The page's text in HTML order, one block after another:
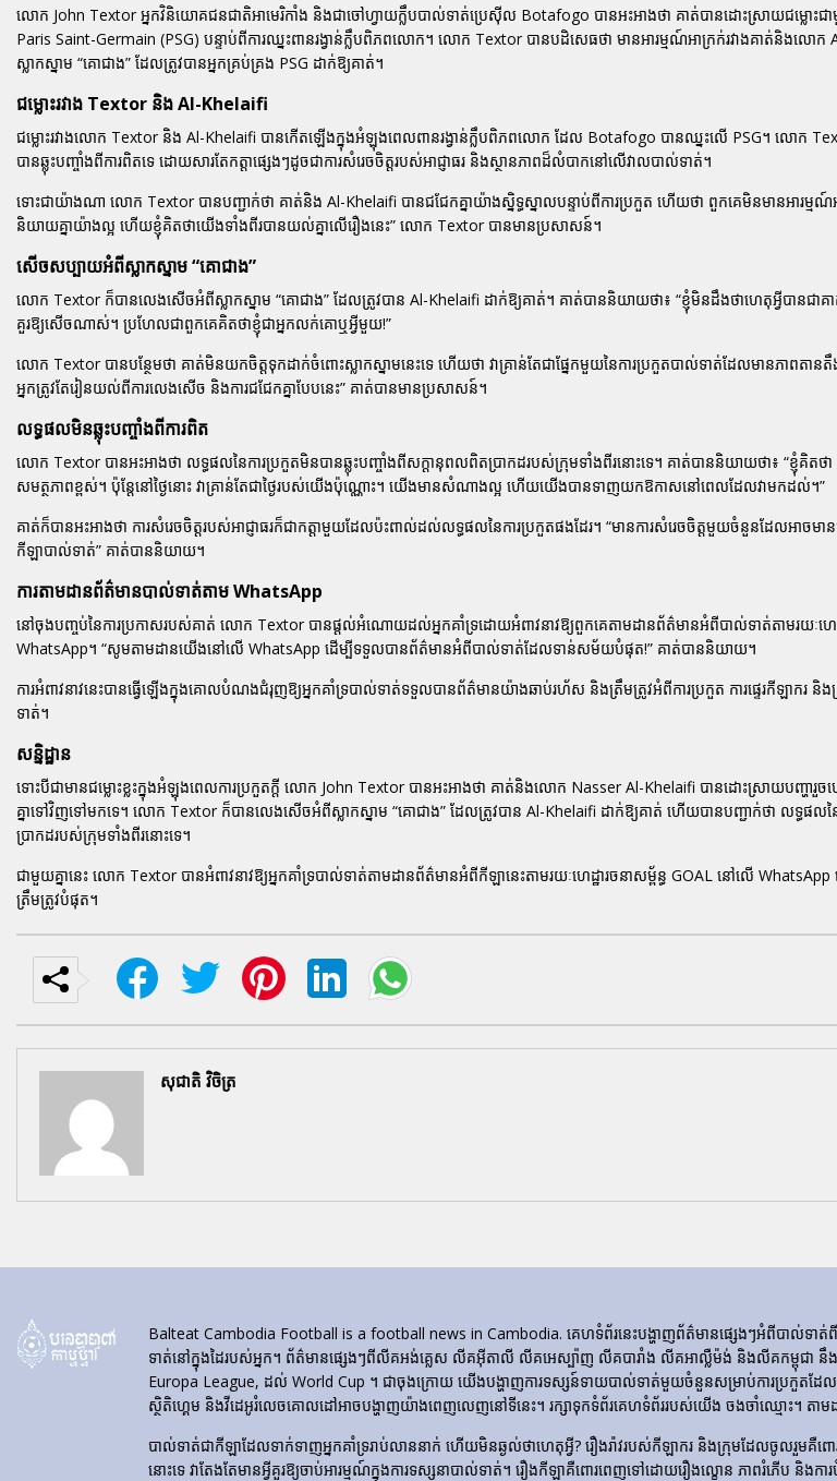
លោក John Textor អ្នកវិនិយោគជនជាតិអាមេរិកាំង និងជាចៅហ្វាយក្លឹបបាល់ទាត់ប្រេស៊ីល Botafogo បានអះអាងថា គាត់បានដោះស្រាយជម្លោះ
Paris Saint-Germain (PSG) បន្ទាប់ពីការឈ្នះពានរង្វាន់ក្លឹបពិភពលោក។ លោក Textor បានបដិសេធថា មានអារម្មណ៍អាក្រក់រវាងគាត់និងល
ស្លាកស្នាម “គោជាង” ដែលត្រូវបានអ្នកគ្រប់គ្រង PSG ដាក់ឱ្យគាត់។
ជម្លោះរវាង Textor និង Al-Khelaifi
ជម្លោះរវាងលោក Textor និង Al-Khelaifi បានកើតឡើងក្នុងអំឡុងពេលពានរង្វាន់ក្លឹបពិភពលោក ដែល Botafogo បានឈ្នះលើ PSG។ លោក
បានឆ្លុះបញ្ចាំងពីការពិតទេ ដោយសារតែកត្តាផ្សេងៗដូចជាការសំរេចចិត្តរបស់អាជ្ញាធរ និងស្ថានភាពដ៏លំបាកនៅលើវាលបាល់ទាត់។
ទោះជាយ៉ាងណា លោក Textor បានបញ្ជាក់ថា គាត់និង Al-Khelaifi បានជជែកគ្នាយ៉ាងស្និទ្ធស្នាលបន្ទាប់ពីការប្រកួត ហើយថា ពួកគេមិនមានអារម្មណ៍
និយាយគ្នាយ៉ាងល្អ ហើយខ្ញុំគិតថាយើងទាំងពីរបានយល់គ្នាលើរឿងនេះ” លោក Textor បានមានប្រសាសន៍។
សើចសប្បាយអំពីស្លាកស្នាម “គោជាង”
លោក Textor ក៏បានលេងសើចអំពីស្លាកស្នាម “គោជាង” ដែលត្រូវបាន Al-Khelaifi ដាក់ឱ្យគាត់។ គាត់បាននិយាយថា៖ “ខ្ញុំមិនដឹងថាហេតុអ្វីបានជាគាត់
គួរឱ្យសើចណាស់។ ប្រហែលជាពួកគេគិតថាខ្ញុំជាអ្នកលក់គោឬអ្វីមួយ!”
លោក Textor បានបន្ថែមថា គាត់មិនយកចិត្តទុកដាក់ចំពោះស្លាកស្នាមនេះទេ ហើយថា វាគ្រាន់តែជាផ្នែកមួយនៃការប្រកួតបាល់ទាត់ដែលមានភាពតា
អ្នកត្រូវតែរៀនយល់ពីការលេងសើច និងការជជែកគ្នាបែបនេះ” គាត់បានមានប្រសាសន៍។
លទ្ធផលមិនឆ្លុះបញ្ចាំងពីការពិត
លោក Textor បានអះអាងថា លទ្ធផលនៃការប្រកួតមិនបានឆ្លុះបញ្ចាំងពីសក្តានុពលពិតប្រាកដរបស់ក្រុមទាំងពីរនោះទេ។ គាត់បាននិយាយថា៖ “ខ្ញុំគិតថ
សមត្ថភាពខ្ពស់។ ប៉ុន្តែនៅថ្ងៃនោះ វាគ្រាន់តែជាថ្ងៃរបស់យើងប៉ុណ្ណោះ។ យើងមានសំណាងល្អ ហើយយើងបានទាញយកឱកាសនៅពេលដែលវាមកដល់។”
គាត់ក៏បានអះអាងថា ការសំរេចចិត្តរបស់អាជ្ញាធរក៏ជាកត្តាមួយដែលប៉ះពាល់ដល់លទ្ធផលនៃការប្រកួតផងដែរ។ “មានការសំរេចចិត្តមួយចំនួនដែលអាចមា
កីឡាបាល់ទាត់” គាត់បាននិយាយ។
ការតាមដានព័ត៌មានបាល់ទាត់តាម WhatsApp
នៅចុងបញ្ចប់នៃការប្រកាសរបស់គាត់ លោក Textor បានផ្តល់អំណោយដល់អ្នកគាំទ្រដោយអំពាវនាវឱ្យពួកគេតាមដានព័ត៌មានអំពីបាល់ទាត់តាមរយៈហេដ្
WhatsApp។ “សូមតាមដានយើងនៅលើ WhatsApp ដើម្បីទទួលបានព័ត៌មានអំពីបាល់ទាត់ដែលទាន់សម័យបំផុត!” គាត់បាននិយាយ។
ការអំពាវនាវនេះបានធ្វើឡើងក្នុងគោលបំណងជំរុញឱ្យអ្នកគាំទ្របាល់ទាត់ទទួលបានព័ត៌មានយ៉ាងឆាប់រហ័ស និងត្រឹមត្រូវអំពីការប្រកួត ការផ្ទេរកីឡាករ និ
ទាត់។
សន្និដ្ឋាន
ទោះបីជាមានជម្លោះខ្លះក្នុងអំឡុងពេលការប្រកួតក្តី លោក John Textor បានអះអាងថា គាត់និងលោក Nasser Al-Khelaifi បានដោះស្រាយបញ្ហា
គ្នាទៅវិញទៅមកទេ។ លោក Textor ក៏បានលេងសើចអំពីស្លាកស្នាម “គោជាង” ដែលត្រូវបាន Al-Khelaifi ដាក់ឱ្យគាត់ ហើយបានបញ្ជាក់ថា លទ្ធផលន
ប្រាកដរបស់ក្រុមទាំងពីរនោះទេ។
ជាមួយគ្នានេះ លោក Textor បានអំពាវនាវឱ្យអ្នកគាំទ្របាល់ទាត់តាមដានព័ត៌មានអំពីកីឡានេះតាមរយៈហេដ្ឋារចនាសម្ព័ន្ធ GOAL នៅលើ
ត្រឹមត្រូវបំផុត។
សុជាតិ វិចិត្រ
Balteat Cambodia Football is a football news in Cambodia. គេហទំព័រ​នេះ​បង្ហាញ​ព័ត៌មាន​ផ្សេងៗ​អំពី​បាល់ទា
ទាត់នៅក្នុងដៃរបស់អ្នក។ ព័ត៌មានផ្សេងៗពីលីគអង់គ្លេស លីគអ៊ីតាលី លីគអេស្ប៉ាញ លីគបារាំង លីគអាល្លឺម៉ង់ និងលីគកម្ពុជា នឹង
Europa League, ដល់ World Cup ។ ជាចុងក្រោយ យើងបង្ហាញការទស្សន៍ទាយបាល់ទាត់មួយចំនួនសម្រាប់ការប្រកួតដែ
ស្ថិតិហ្គេម និងវីដេអូរំលេចគោលដៅអាចបង្ហាញយ៉ាងពេញលេញនៅទីនេះ។ រក្សាទុកទំព័រគេហទំព័ររបស់យើង ចងចាំឈ្មោះ។ តាមដា
បាល់ទាត់​ជា​កីឡា​ដែល​ទាក់​ទាញ​អ្នក​គាំទ្រ​រាប់​លាន​នាក់ ហើយ​មិន​ឆ្ងល់​ថា​ហេតុអ្វី? រឿងរ៉ាវ​របស់​កីឡាករ និង​ក្រុម​ដែល​ចូលរួ
នោះទេ វាតែងតែមានអ្វីគួរឱ្យចាប់អារម្មណ៍ក្នុងការទស្សនាបាល់ទាត់។ រឿង​កីឡា​គឺ​ពោរពេញ​ទៅ​ដោយ​រឿង​ល្ខោន ភាព​រំភើប និង​